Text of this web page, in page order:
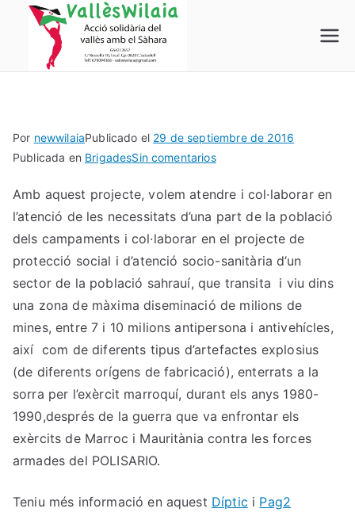
Saltar
contenido
Acció Solidària del Vallés
amb el Sáhara
Por newwilaiaPublicado el 29 de septiembre de 2016
Publicada en BrigadesSin comentariosen
de
Brigades
Solidàries
Mariem
Amb aquest projecte, volem atendre i col·laborar en
l’atenció de les necessitats d’una part de la població
dels campaments i col·laborar en el projecte de
protecció social i d’atenció socio-sanitària d’un
sector de la població sahrauí, que transita i viu dins
una zona de màxima diseminació de milions de
mines, entre 7 i 10 milions antipersona i antivehícles,
així com de diferents tipus d’artefactes explosius
(de diferents orígens de fabricació), enterrats a la
sorra per l’exèrcit marroquí, durant els anys 1980-
1990,després de la guerra que va enfrontar els
exèrcits de Marroc i Mauritània contra les forces
armades del POLISARIO.
Teniu més informació en aquest Díptic i Pag2